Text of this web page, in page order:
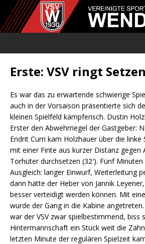
Erste: VSV ringt
Es war das zu erwartende schwierige
auch in der Vorsaison präsentierte sich
kleinen Spielfeld kämpferisch. Dustin
Erster den Abwehrriegel der Gastgeber:
Endrit Curri kam Holzhauer über die linke
mit einer Finte aus kurzer Distanz gegen
Torhüter durchsetzen (32′). Fünf
Ausgleich: langer Einwurf, Weiterleitung
dann hätte der Heber von Jannik
besser verteidigt werden können. Mit
wurde der Gang in die Kabine
war der VSV zwar spielbestimmend, biss
Hintermannschaft ein Stück weit die
letzten Minute der regulären Spielzeit